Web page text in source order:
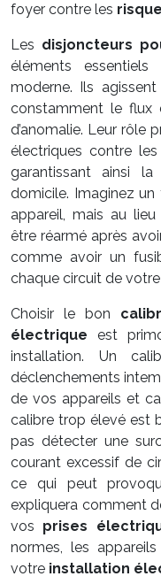
foyer contre les
Les disjoncteurs
éléments
moderne. Ils
constamment le flux
d’anomalie. Leur rôle
électriques contre
garantissant ainsi la
domicile. Imaginez
appareil, mais au
être réarmé après
comme avoir un
chaque circuit de
Choisir le bon
électrique est
installation. Un
déclenchements
de vos appareils et
calibre trop élevé est
pas détecter une
courant excessif de
ce qui peut
expliquera comment
vos prises
normes, les
votre installation